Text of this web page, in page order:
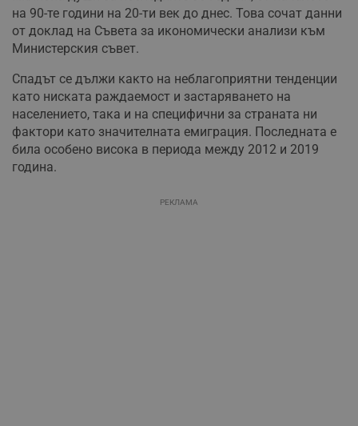
на 90-те години на 20-ти век до днес. Това сочат данни
от доклад на Съвета за икономически анализи към
Министерския съвет.
Спадът се дължи както на неблагоприятни тенденции
като ниската раждаемост и застаряването на
населението, така и на специфични за страната ни
фактори като значителната емиграция. Последната е
била особено висока в периода между 2012 и 2019
година.
РЕКЛАМА